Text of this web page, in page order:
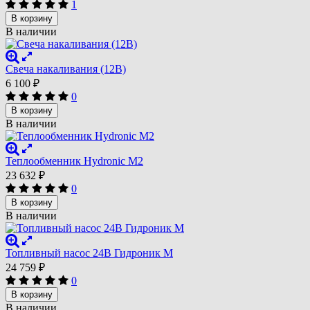
1
В корзину
В наличии
Свеча накаливания (12В)
6 100 ₽
0
В корзину
В наличии
Теплообменник Hydronic M2
23 632 ₽
0
В корзину
В наличии
Топливный насос 24В Гидроник М
24 759 ₽
0
В корзину
В наличии